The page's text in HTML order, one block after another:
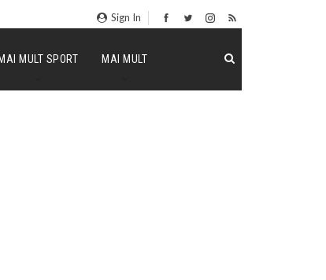
Sign In
MAI MULT SPORT MAI MULT